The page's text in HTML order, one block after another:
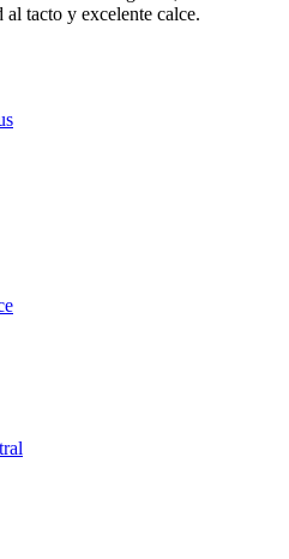
al tacto y excelente calce.